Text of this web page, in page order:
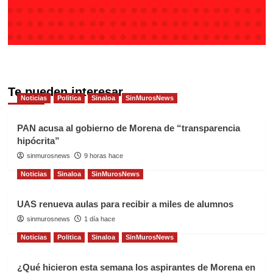
Te pueden interesar
Noticias Politica Sinaloa SinMurosNews
PAN acusa al gobierno de Morena de “transparencia
hipócrita”
sinmurosnews 9 horas hace
Noticias Sinaloa SinMurosNews
UAS renueva aulas para recibir a miles de alumnos
sinmurosnews 1 día hace
Noticias Politica Sinaloa SinMurosNews
¿Qué hicieron esta semana los aspirantes de Morena en